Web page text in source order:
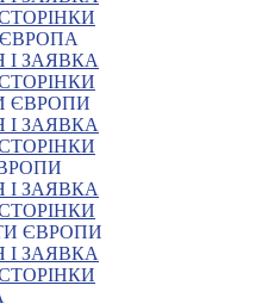
ЄВРОПА
ЗАЯВКА
ЄВРОПИ
ЗАЯВКА
ЗАЯВКА
ЄВРОПИ
ЗАЯВКА